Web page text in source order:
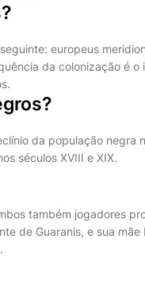
europeus
da colonização é o
da população negra
séculos XVIII e XIX.
também jogadores
de Guaranis, e sua mãe